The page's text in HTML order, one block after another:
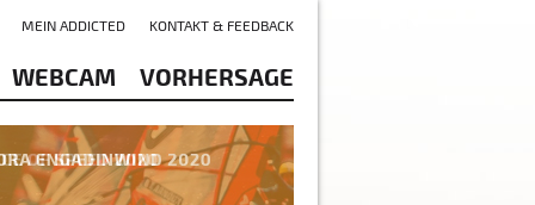
WEBCAM VORHERSAGE
MEIN ADDICTED KONTAKT & FEEDBACK